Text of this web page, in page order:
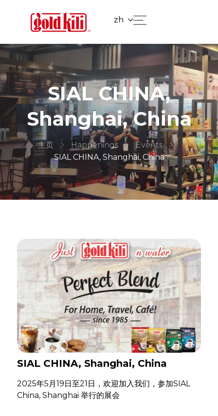
zh
SIAL CHINA,
Shanghai, China
主页 Happenings
Events
SIAL CHINA, Shanghai, China
SIAL CHINA, Shanghai, China
2025年5月19日至21日，欢迎加入我们，参加SIAL
China, Shanghai 举行的展会